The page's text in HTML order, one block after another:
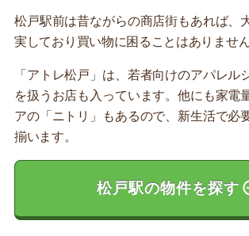
松戸駅前は昔ながらの商店街もあれば、
実しており買い物に困ることはありません
「アトレ松戸」は、若者向けのアパレル
を扱うお店も入っています。他にも家電
アの「ニトリ」もあるので、新生活で必
揃います。
松戸駅の物件を探す